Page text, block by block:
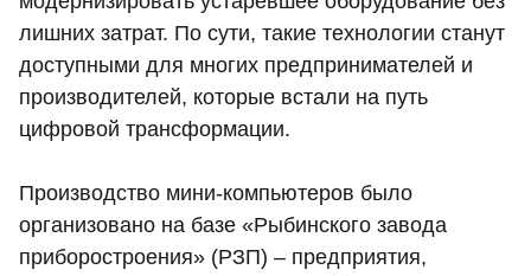
лишних затрат. По сути, такие технологии станут
доступными для многих предпринимателей и
производителей, которые встали на путь
цифровой трансформации.
Производство мини-компьютеров было
организовано на базе «Рыбинского завода
приборостроения» (РЗП) – предприятия,